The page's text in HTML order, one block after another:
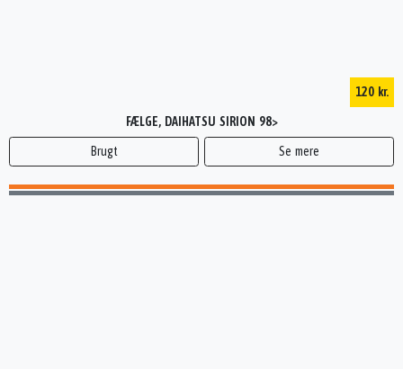
120 kr.
FÆLGE, DAIHATSU SIRION 98>
Brugt Se mere